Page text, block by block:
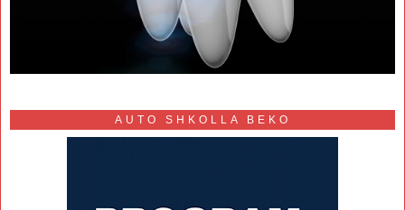
AUTO SHKOLLA BEKO